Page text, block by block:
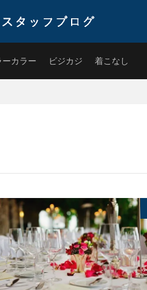
ーカラー ビジカジ 着こなし